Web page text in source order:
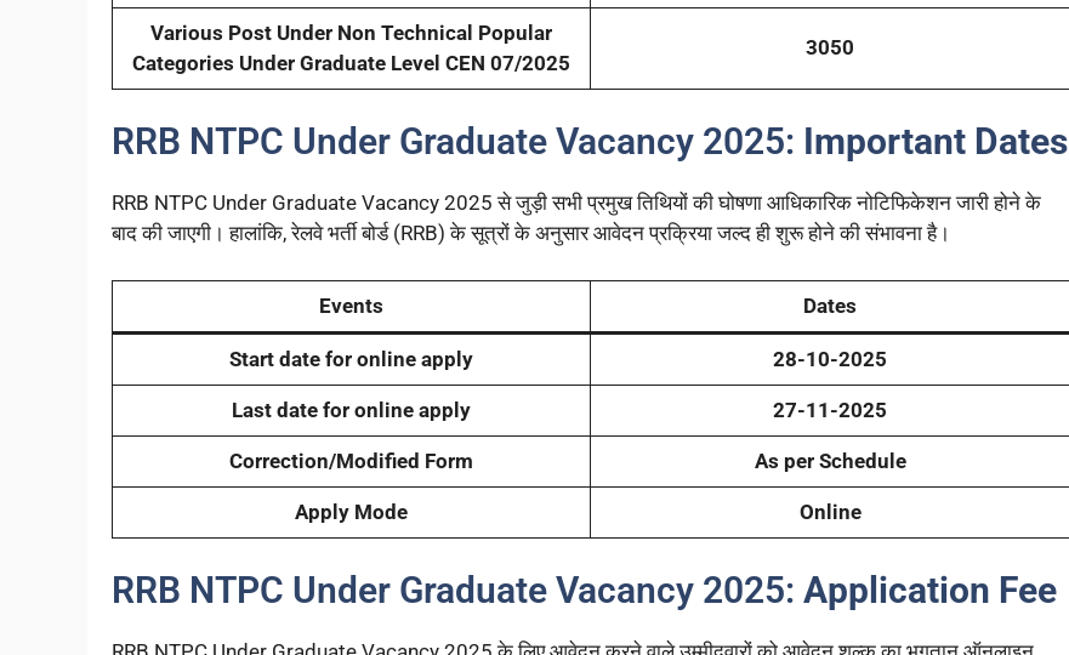
Various Post Under Non Technical Popular
Categories Under Graduate Level CEN 07/2025
3050
RRB NTPC Under Graduate Vacancy 2025: Important Dates
RRB NTPC Under Graduate Vacancy 2025 से जुड़ी सभी प्रमुख तिथियों की घोषणा आधिकारिक नोटिफिकेशन जारी होने के
बाद की जाएगी। हालांकि, रेलवे भर्ती बोर्ड (RRB) के सूत्रों के अनुसार आवेदन प्रक्रिया जल्द ही शुरू होने की संभावना है।
Events Dates
Start date for online apply 28-10-2025
Last date for online apply 27-11-2025
Correction/Modified Form As per Schedule
Apply Mode Online
RRB NTPC Under Graduate Vacancy 2025: Application Fee